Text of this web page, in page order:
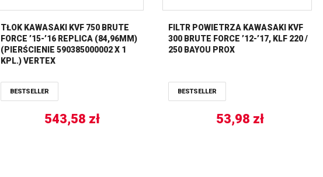
TŁOK KAWASAKI KVF 750 BRUTE
FORCE ’15-’16 REPLICA (84,96MM)
(PIERŚCIENIE 590385000002 X 1
KPL.) VERTEX
BESTSELLER
543,58 zł
FILTR POWIETRZA KAWASAKI KVF
300 BRUTE FORCE ’12-’17, KLF 220 /
250 BAYOU PROX
BESTSELLER
53,98 zł